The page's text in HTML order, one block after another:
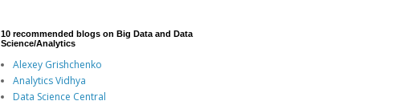
10 recommended blogs on Big Data and Data
Science/Analytics
Alexey Grishchenko
Analytics Vidhya
Data Science Central